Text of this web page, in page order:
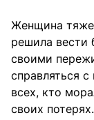
Женщина
решила вести
своими
справляться
всех, кто
своих потерях.